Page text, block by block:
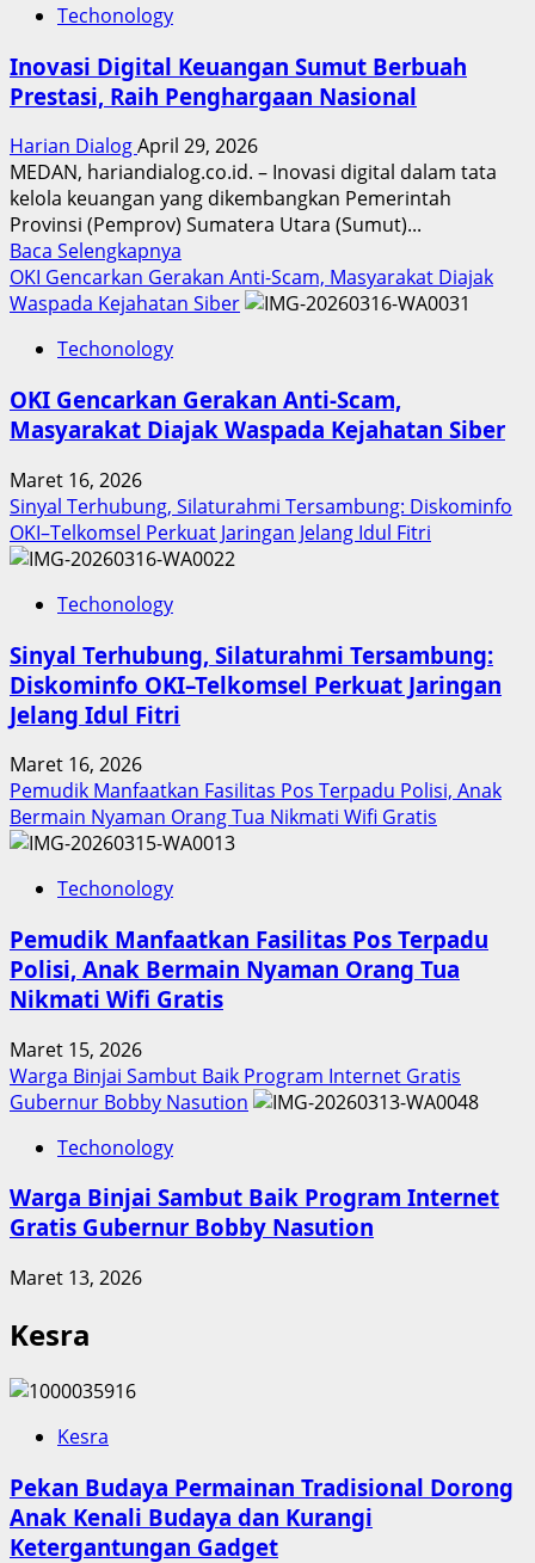
Techonology
Inovasi Digital Keuangan Sumut Berbuah
Prestasi, Raih Penghargaan Nasional
Harian DialogApril 29, 2026
MEDAN, hariandialog.co.id. – Inovasi digital dalam tata
kelola keuangan yang dikembangkan Pemerintah
Provinsi (Pemprov) Sumatera Utara (Sumut)...
Baca Selengkapnya
more
about
Sumut
Berbuah
Penghargaan
Nasional
OKI Gencarkan Gerakan Anti-Scam, Masyarakat Diajak
Waspada Kejahatan Siber
Techonology
OKI Gencarkan Gerakan Anti-Scam,
Masyarakat Diajak Waspada Kejahatan Siber
Maret 16, 2026
Sinyal Terhubung, Silaturahmi Tersambung: Diskominfo
OKI–Telkomsel Perkuat Jaringan Jelang Idul Fitri
Techonology
Sinyal Terhubung, Silaturahmi Tersambung:
Diskominfo OKI–Telkomsel Perkuat Jaringan
Jelang Idul Fitri
Maret 16, 2026
Pemudik Manfaatkan Fasilitas Pos Terpadu Polisi, Anak
Bermain Nyaman Orang Tua Nikmati Wifi Gratis
Techonology
Pemudik Manfaatkan Fasilitas Pos Terpadu
Polisi, Anak Bermain Nyaman Orang Tua
Nikmati Wifi Gratis
Maret 15, 2026
Warga Binjai Sambut Baik Program Internet Gratis
Gubernur Bobby Nasution
Techonology
Warga Binjai Sambut Baik Program Internet
Gratis Gubernur Bobby Nasution
Maret 13, 2026
Kesra
Kesra
Pekan Budaya Permainan Tradisional Dorong
Anak Kenali Budaya dan Kurangi
Ketergantungan Gadget